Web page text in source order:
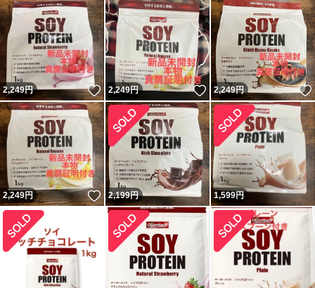
2,249円 いいね！
2,249円 いいね！
2,249円
2,249円 いいね！
2,199円 1,599円